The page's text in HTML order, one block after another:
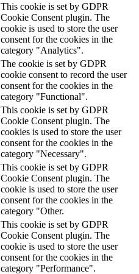
This cookie is set by GDPR
Cookie Consent plugin. The
cookie is used to store the user
consent for the cookies in the
category "Analytics".
The cookie is set by GDPR
cookie consent to record the user
consent for the cookies in the
category "Functional".
This cookie is set by GDPR
Cookie Consent plugin. The
cookies is used to store the user
consent for the cookies in the
category "Necessary".
This cookie is set by GDPR
Cookie Consent plugin. The
cookie is used to store the user
consent for the cookies in the
category "Other.
This cookie is set by GDPR
Cookie Consent plugin. The
cookie is used to store the user
consent for the cookies in the
category "Performance".